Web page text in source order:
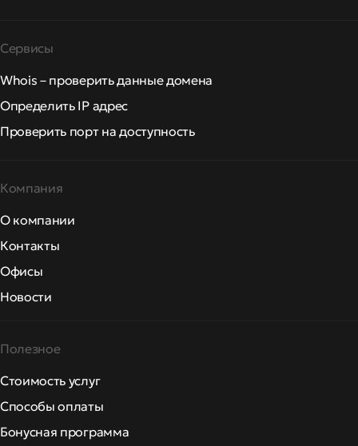
Сервисы
Whois – проверить данные домена
Определить IP адрес
Проверить порт на доступность
Компания
О компании
Контакты
Офисы
Новости
Полезное
Стоимость услуг
Способы оплаты
Бонусная программа